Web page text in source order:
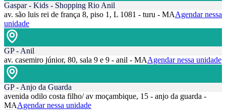
Gaspar - Kids - Shopping Rio Anil
av. são luis rei de frança 8, piso 1, L 1081 - turu - MAAgendar nessa
unidade
GP - Anil
av. casemiro júnior, 80, sala 9 e 9 - anil - MAAgendar nessa unidade
GP - Anjo da Guarda
avenida odilo costa filho/ av moçambique, 15 - anjo da guarda -
MAAgendar nessa unidade